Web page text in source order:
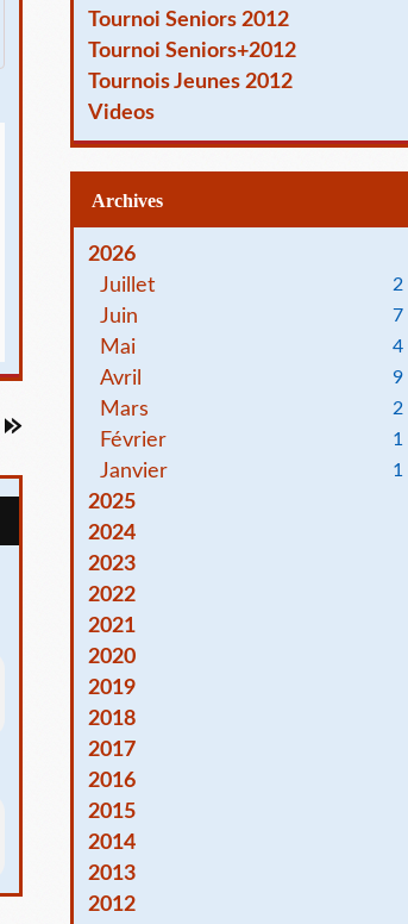
Tournoi Seniors 2012
Tournoi Seniors+2012
Tournois Jeunes 2012
Videos
Archives
2026
Juillet
2
Juin 7
Mai 4
Avril 9
Mars 2
Février 1
Janvier 1
2025
2024
2023
2022
2021
2020
2019
2018
2017
2016
2015
2014
2013
2012